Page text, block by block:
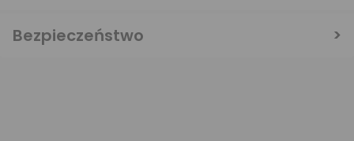
Bezpieczeństwo